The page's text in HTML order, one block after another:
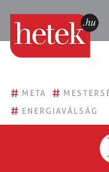
# META #
# ENERGIAVÁLSÁG